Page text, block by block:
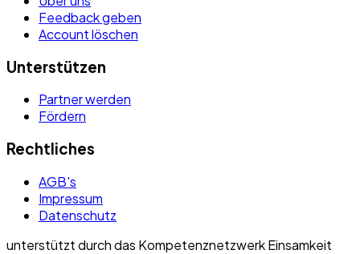
Feedback geben
Account löschen
Unterstützen
Partner werden
Fördern
Rechtliches
AGB's
Impressum
Datenschutz
unterstützt durch das Kompetenznetzwerk Einsamkeit